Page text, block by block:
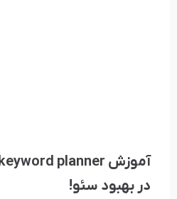
در بهبود سئو!